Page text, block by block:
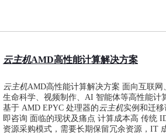
云主机AMD高性能计算解决方案
云主机AMD高性能计算解决方案 面向互联网
生命科学、视频制作、AI 智能体等高性能计
基于 AMD EPYC 处理器的 云主机实例和迁
即咨询 面临的现状及痛点 计算成本高 传统
资源采购模式，需要长期保留冗余资源，IT